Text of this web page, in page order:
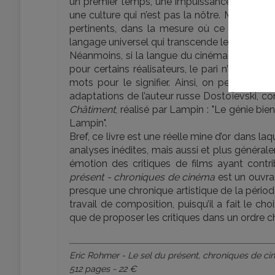
une culture qui n’est pas la nôtre. Malgré
pertinents, dans la mesure où ce qui
langage universel qui transcende les
Néanmoins, si la langue du cinéma se veut
pour certains réalisateurs, le pari n’est pas
mots pour le signifier. Ainsi, on peut
adaptations de l’auteur russe Dostoïevski,
Châtiment, réalisé par Lampin : "Le génie
Lampin".
Bref, ce livre est une réelle mine d’or dans
analyses inédites, mais aussi et plus
émotion des critiques de films ayant
présent - chroniques de cinéma est un
presque une chronique artistique de la
travail de composition, puisqu’il a fait le
que de proposer les critiques dans un ordre
Eric Rohmer - Le sel du présent, chroniques de
512 pages - 22 €